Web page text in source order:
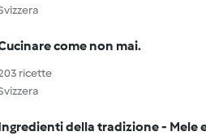
come non mai.
ricette
della tradizione - Mele